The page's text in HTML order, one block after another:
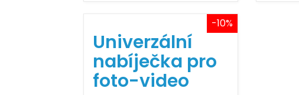
-10%
Univerzální
nabíječka pro
foto-video